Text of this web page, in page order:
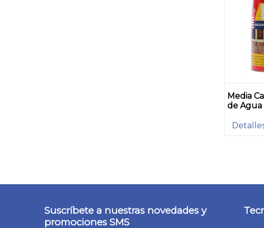
Media
de Agua
Suscríbete a nuestras novedades y
promociones SMS